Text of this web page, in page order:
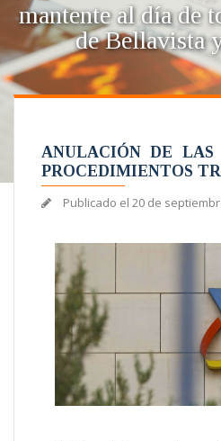
mantente al día de
de Bellavista
ANULACIÓN DE LAS
PROCEDIMIENTOS
Publicado el 20 de